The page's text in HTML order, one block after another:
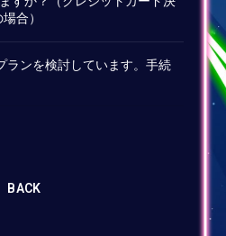
合）
ランを検討しています。手続
BACK